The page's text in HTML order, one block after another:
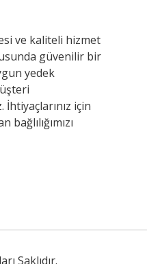
ve kaliteli hizmet
güvenilir bir
yedek
için
Saklıdır.